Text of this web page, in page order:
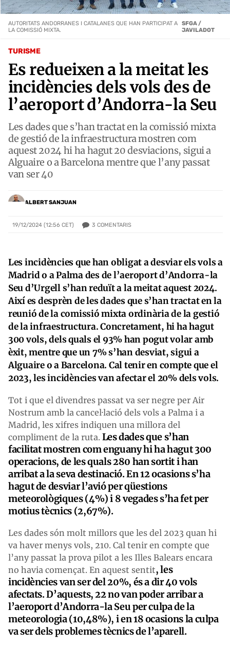
TURISME
Es redueixen a la meitat les
incidències dels vols des de
l’aeroport d’Andorra-la Seu
Les dades que s’han tractat en la comissió mixta
de gestió de la infraestructura mostren com
aquest 2024 hi ha hagut 20 desviacions, sigui a
Alguaire o a Barcelona mentre que l’any passat
van ser 40
ALBERT SANJUAN
19/12/2024 (12:56 CET) 3 COMENTARIS
AUTORITATS ANDORRANES I CATALANES QUE HAN PARTICIPAT A
LA COMISSIÓ MIXTA.
SFGA /
JAVILADOT
Les incidències que han obligat a desviar els vols a
Madrid o a Palma des de l’aeroport d’Andorra-la
Seu d’Urgell s’han reduït a la meitat aquest 2024.
Així es desprèn de les dades que s’han tractat en la
reunió de la comissió mixta ordinària de la gestió
de la infraestructura. Concretament, hi ha hagut
300 vols, dels quals el 93% han pogut volar amb
èxit, mentre que un 7% s’han desviat, sigui a
Alguaire o a Barcelona. Cal tenir en compte que el
2023, les incidències van afectar el 20% dels vols.
Tot i que el divendres passat va ser negre per Air
Nostrum amb la cancel·lació dels vols a Palma i a
Madrid, les xifres indiquen una millora del
compliment de la ruta. Les dades que s’han
facilitat mostren com enguany hi ha hagut 300
operacions, de les quals 280 han sortit i han
arribat a la seva destinació. En 12 ocasions s’ha
hagut de desviar l’avió per qüestions
meteorològiques (4%) i 8 vegades s’ha fet per
motius tècnics (2,67%).
Les dades són molt millors que les del 2023 quan hi
va haver menys vols, 210. Cal tenir en compte que
l’any passat la prova pilot a les Illes Balears encara
no havia començat. En aquest sentit, les
incidències van ser del 20%, és a dir 40 vols
afectats. D’aquests, 22 no van poder arribar a
l’aeroport d’Andorra-la Seu per culpa de la
meteorologia (10,48%), i en 18 ocasions la culpa
va ser dels problemes tècnics de l’aparell.